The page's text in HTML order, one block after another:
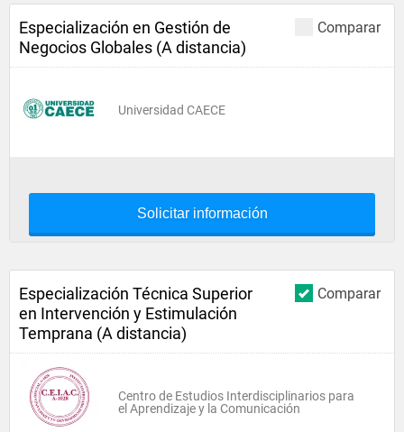
Comparar
Especialización en Gestión de
Negocios Globales (A distancia)
Universidad CAECE
Solicitar información
Comparar
Especialización Técnica Superior
en Intervención y Estimulación
Temprana (A distancia)
Centro de Estudios Interdisciplinarios para
el Aprendizaje y la Comunicación